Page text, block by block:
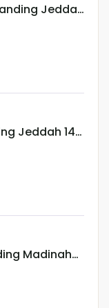
Jeddah
Jeddah 14
Madinah